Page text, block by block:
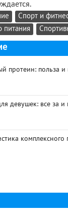
Спорт и
питания
протеин: польза и
девушек: все за и